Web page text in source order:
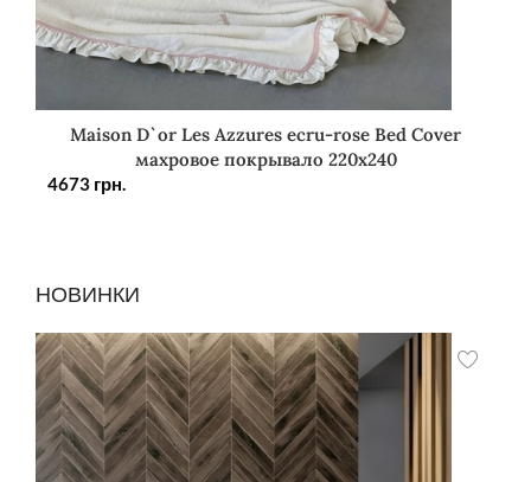
Maison D`or Les Azzures ecru-rose Bed Cover
махровое покрывало 220х240
4673 грн.
НОВИНКИ